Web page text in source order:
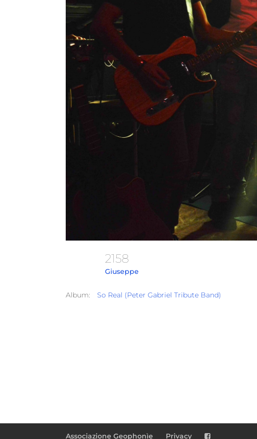
2158
Giuseppe
Album: So Real (Peter Gabriel Tribute Band)
Associazione Geophonìe Privacy